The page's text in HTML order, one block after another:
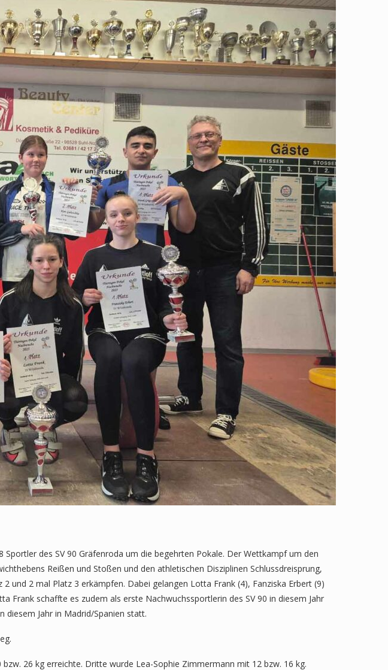
des SV 90 Gräfenroda um die begehrten Pokale. Der Wettkampf um den
Reißen und Stoßen und den athletischen Disziplinen Schlussdreisprung,
und 2 mal Platz 3 erkämpfen. Dabei gelangen Lotta Frank (4), Fanziska Erbert (9)
Frank schaffte es zudem als erste Nachwuchssportlerin des SV 90 in diesem Jahr
Jahr in Madrid/Spanien statt.
26 kg erreichte. Dritte wurde Lea-Sophie Zimmermann mit 12 bzw. 16 kg.